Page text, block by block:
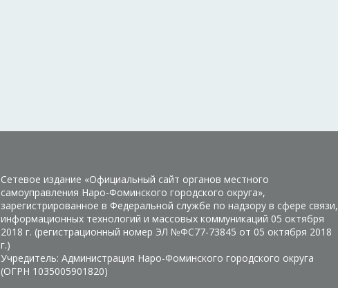
Сетевое издание «Официальный сайт органов местного
самоуправления Наро-Фоминского городского округа»,
зарегистрированное в Федеральной службе по надзору в сфере связи,
информационных технологий и массовых коммуникаций 05 октября
2018 г. (регистрационный номер ЭЛ №ФС77-73845 от 05 октября 2018
г.)
Учредитель: Администрация Наро-Фоминского городского округа
(ОГРН 1035005901820)